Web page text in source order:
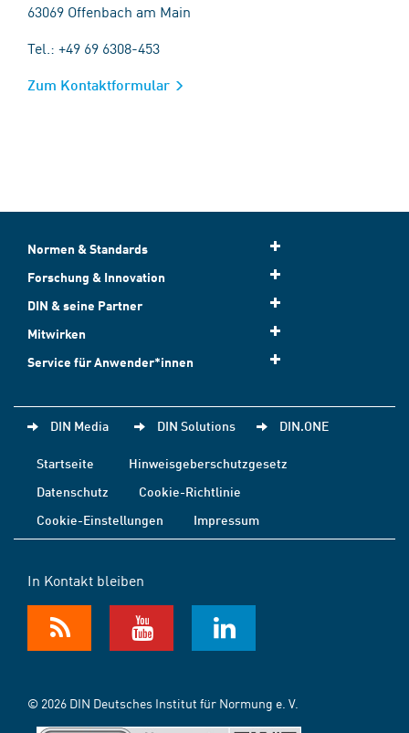
63069 Offenbach am Main
Tel.: +49 69 6308-453
Zum Kontaktformular
Normen & Standards
Forschung & Innovation
DIN & seine Partner
Mitwirken
Service für Anwender*innen
DIN Media DIN Solutions DIN.ONE
Startseite
Hinweisgeberschutzgesetz
Datenschutz
Cookie-Richtlinie
Cookie-Einstellungen
Impressum
In Kontakt bleiben
© 2026 DIN Deutsches Institut für Normung e. V.